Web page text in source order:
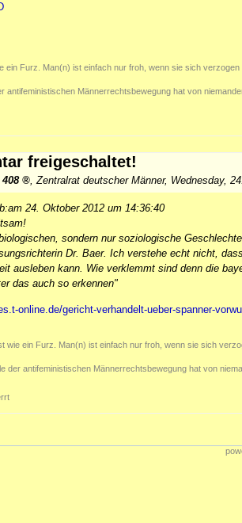
ein Furz. Man(n) ist einfach nur froh, wenn sie sich verzogen
antifeministischen Männerrechtsbewegung hat von
freigeschaltet!
,Zentralrat deutscher Männer, Wednesday,
24. Oktober 2012 um 14:36:40
sondern nur soziologische
Dr. Baer. Ich verstehe echt nicht,
ausleben kann. Wie verklemmt sind denn die
das auch so erkennen"
online.de/gericht-verhandelt-ueber-spanner-
wie ein Furz. Man(n) ist einfach nur froh, wenn sie sich
der antifeministischen Männerrechtsbewegung hat von